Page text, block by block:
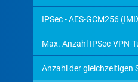
IPSec - AES-GCM256
Max. Anzahl IPSec-VPN-
Anzahl der gleichzeitigen